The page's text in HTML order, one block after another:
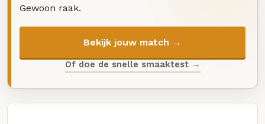
Gewoon raak.
Bekijk jouw match →
Of doe de snelle smaaktest →